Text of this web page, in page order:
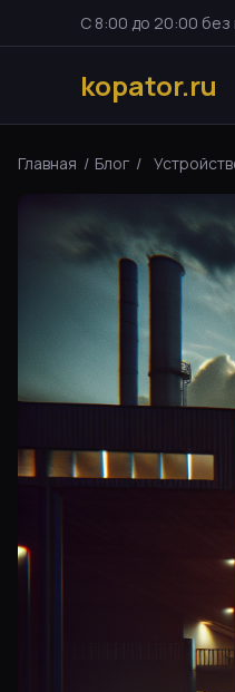
С 8:00 до 20:00 без
kopator.ru
Главная / Блог /